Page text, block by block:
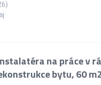
na práce v
bytu, 60